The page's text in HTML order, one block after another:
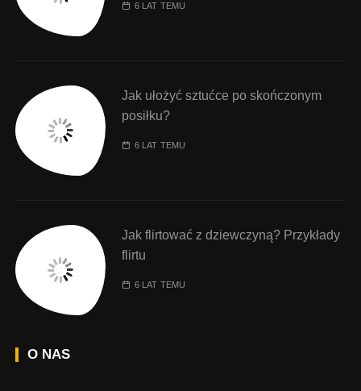
6 LAT TEMU
Jak ułożyć sztućce po skończonym
posiłku?
6 LAT TEMU
Jak flirtować z dziewczyną? Przykłady
flirtu
6 LAT TEMU
O NAS